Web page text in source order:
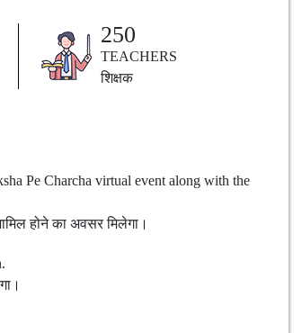
250
TEACHERS
शिक्षक
Pe Charcha virtual event along with the
होने का अवसर मिलेगा।